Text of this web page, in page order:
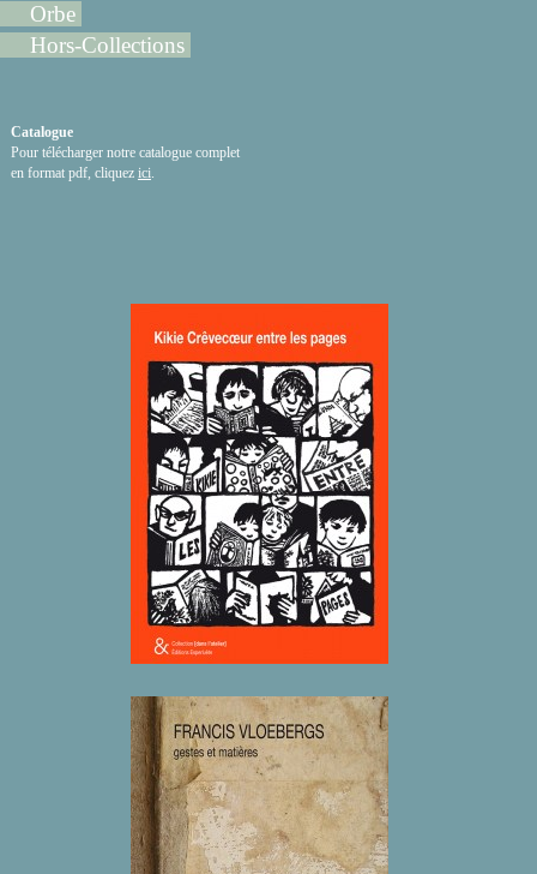
Orbe
Hors-Collections
Catalogue
Pour télécharger notre catalogue complet
en format pdf, cliquez ici.